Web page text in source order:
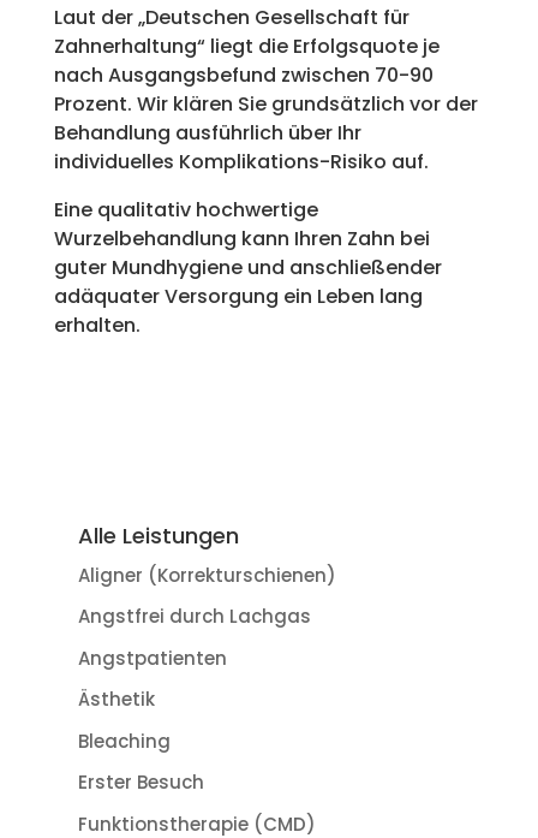
Laut der „Deutschen Gesellschaft für
Zahnerhaltung“ liegt die Erfolgsquote je
nach Ausgangsbefund zwischen 70-90
Prozent. Wir klären Sie grundsätzlich vor der
Behandlung ausführlich über Ihr
individuelles Komplikations-Risiko auf.
Eine qualitativ hochwertige
Wurzelbehandlung kann Ihren Zahn bei
guter Mundhygiene und anschließender
adäquater Versorgung ein Leben lang
erhalten.
Alle Leistungen
Aligner (Korrekturschienen)
Angstfrei durch Lachgas
Angstpatienten
Ästhetik
Bleaching
Erster Besuch
Funktionstherapie (CMD)